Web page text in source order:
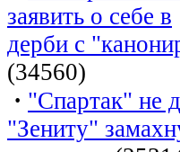
заявить о себе в
дерби с
(34560)
· "Спартак" не
"Зениту"